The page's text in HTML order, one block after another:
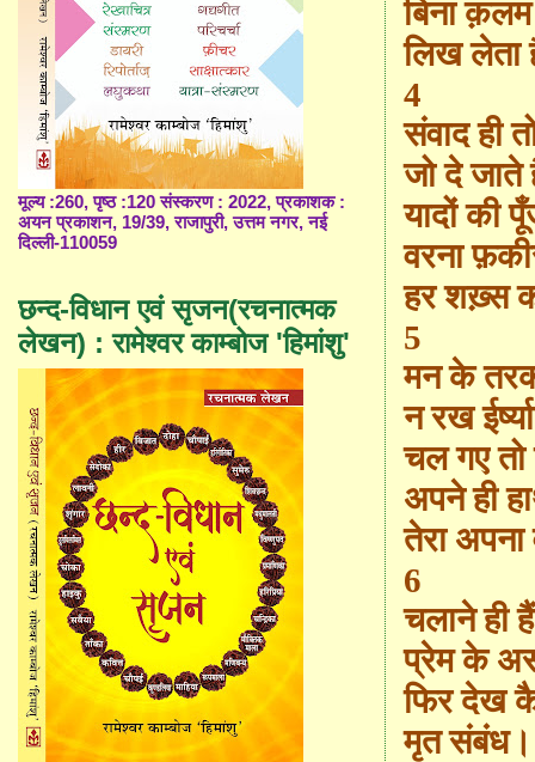
बिना क़लम
लिख लेता
4
संवाद ही
जो दे जाते
यादों की
वरना
हर शख़्स
5
मन के
न रख
चल गए तो
अपने ही
तेरा
6
चलाने ही
प्रेम के
फिर देख
मृत संबंध।
मूल्य :260, पृष्ठ :120 संस्करण : 2022, प्रकाशक :
अयन प्रकाशन, 19/39, राजापुरी, उत्तम नगर, नई
दिल्ली-110059
छन्द-विधान एवं सृजन(रचनात्मक
लेखन) : रामेश्वर काम्बोज 'हिमांशु'